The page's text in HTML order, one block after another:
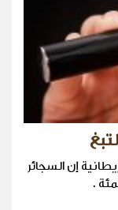
إن السجائر